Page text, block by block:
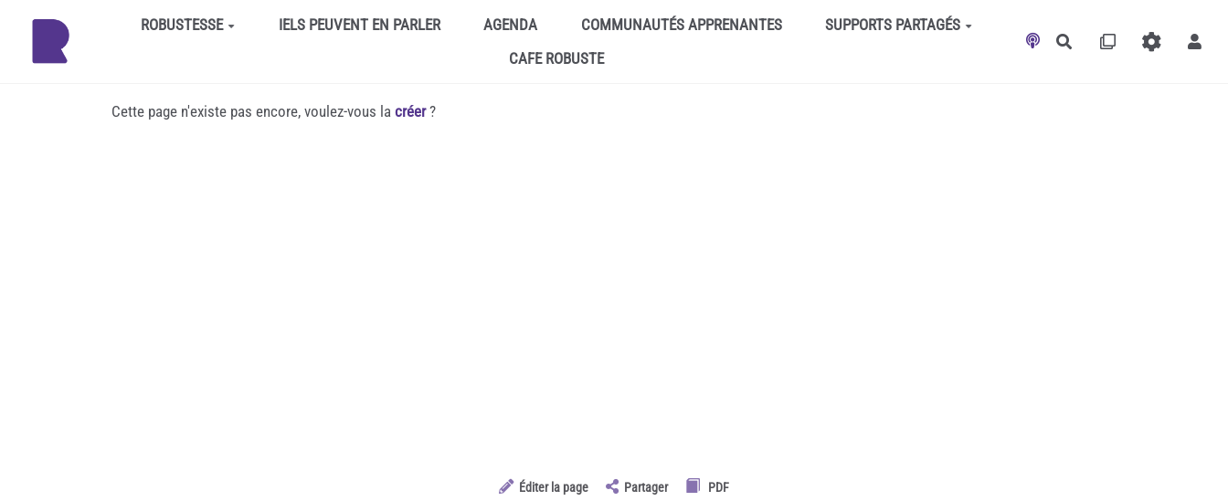
Aller au contenu principalROBUSTESSE IELS PEUVENT EN PARLER AGENDA COMMUNAUTÉS APPRENANTES
SUPPORTS PARTAGÉS
CAFE ROBUSTE
Rechercher
Cette page n'existe pas encore, voulez-vous la créer?
Éditer la page Partager PDF